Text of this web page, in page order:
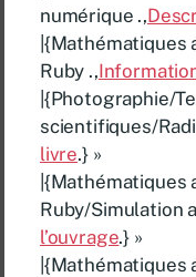
numérique .,
|{Mathématiques
Ruby .,
|{Photographie/
scientifiques/
livre.} »
|{Mathématiques
Ruby/Simulation
l’ouvrage.} »
|{Mathématiques